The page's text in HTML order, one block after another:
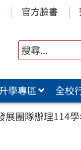
官方臉書
學專區 全校
團隊辦理114